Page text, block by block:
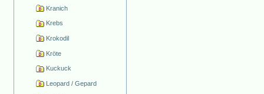
Kranich
Krebs
Krokodil
Kröte
Kuckuck
Leopard / Gepard